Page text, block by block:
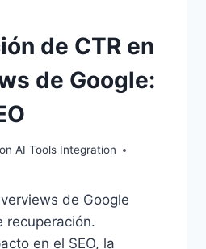
de CTR en
de Google:
AI Tools Integration
de Google
recuperación.
en el SEO, la